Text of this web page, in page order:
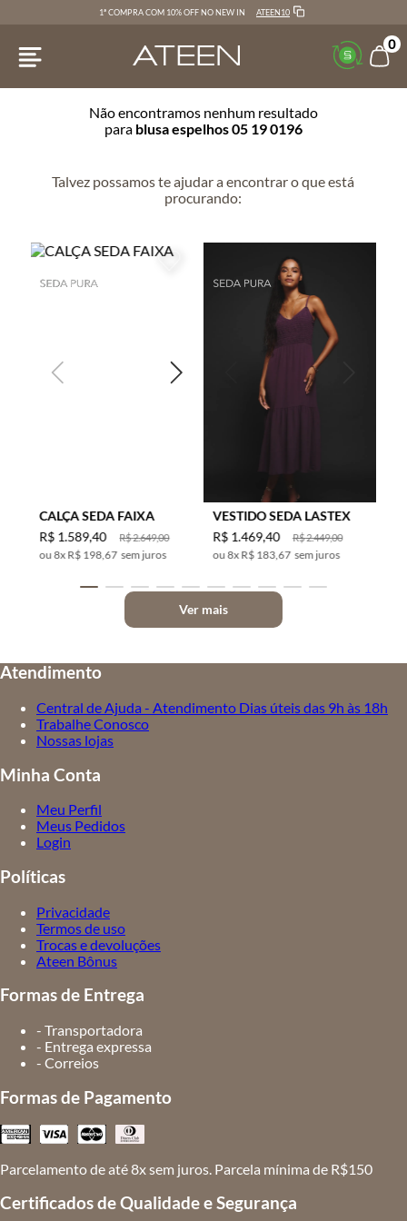
1ª COMPRA COM 10% OFF NO NEW IN ATEEN10
0
Não encontramos nenhum resultado
para blusa espelhos 05 19 0196
Talvez possamos te ajudar a encontrar o que está
procurando:
CALÇA SEDA FAIXA
R$2.649,00
R$ 1.589,40
8x R$ 198,67 sem juros
VESTIDO SEDA LASTEX
R$2.449,00
R$ 1.469,40
8x R$ 183,67 sem juros
Ver mais
Atendimento
Central de Ajuda - Atendimento Dias úteis das 9h às 18h
Trabalhe Conosco
Nossas lojas
Minha Conta
Meu Perfil
Meus Pedidos
Login
Políticas
Privacidade
Termos de uso
Trocas e devoluções
Ateen Bônus
Formas de Entrega
- Transportadora
- Entrega expressa
- Correios
Formas de Pagamento
Parcelamento de até 8x sem juros. Parcela mínima de R$150
Certificados de Qualidade e Segurança